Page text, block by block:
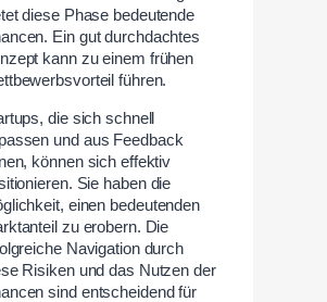
diese Phase bedeutende
Ein gut durchdachtes
kann zu einem frühen
führen.
die sich schnell
und aus Feedback
können sich effektiv
Sie haben die
einen bedeutenden
zu erobern. Die
Navigation durch
Risiken und das Nutzen der
sind entscheidend für